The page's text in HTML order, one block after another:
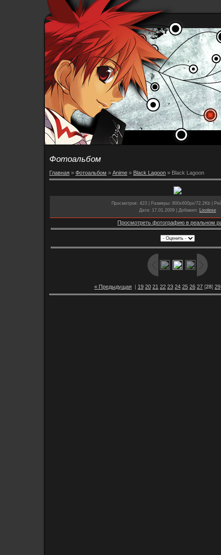
Фотоальбом
Главная » Фотоальбом » Anime » Black Lagoon » Black Lagoon
Просмотров: 423 | Размеры: 800x600px/72.2Kb |
Дата: 17.01.2009 | Добавил: Lixolese
Просмотреть фотографию в реальном
« Предыдущая | 19 20 21 22 23 24 25 26 27 [28] 29